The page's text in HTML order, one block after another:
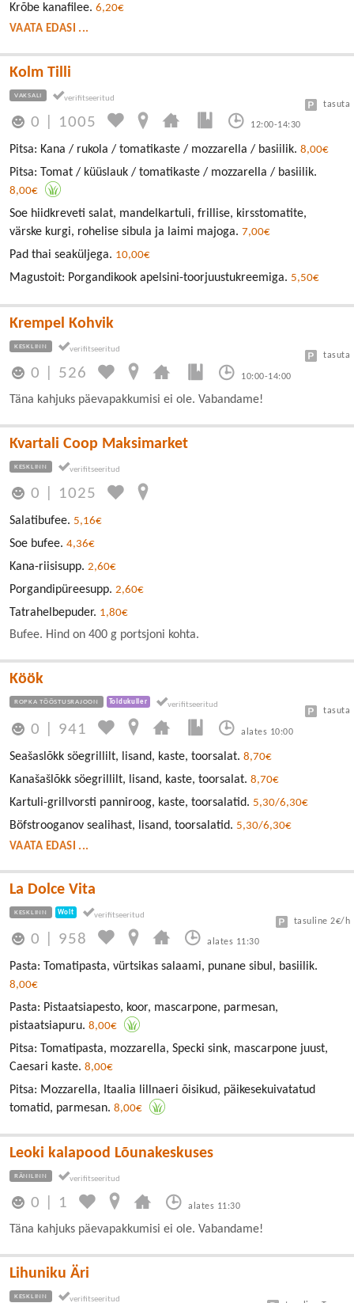
Krõbe kanafilee. 6,20€
VAATA EDASI ...
Kolm Tilli
VAKSALI
0 1005 12:00-14:30
tasuta
Pitsa: Kana / rukola / tomatikaste / mozzarella / basiilik. 8,00€
Pitsa: Tomat / küüslauk / tomatikaste / mozzarella / basiilik.
8,00€
Soe hiidkreveti salat, mandelkartuli, frillise, kirsstomatite,
värske kurgi, rohelise sibula ja laimi majoga. 7,00€
Pad thai seaküljega. 10,00€
Magustoit: Porgandikook apelsini-toorjuustukreemiga. 5,50€
Krempel Kohvik
KESKLINN
0 526 10:00-14:00
tasuta
Täna kahjuks päevapakkumisi ei ole. Vabandame!
Kvartali Coop Maksimarket
KESKLINN
0 1025
Salatibufee. 5,16€
Soe bufee. 4,36€
Kana-riisisupp. 2,60€
Porgandipüreesupp. 2,60€
Tatrahelbepuder. 1,80€
Bufee. Hind on 400 g portsjoni kohta.
Köök
ROPKA TÖÖSTUSRAJOON Toidukuller
0 941 alates 10:00
tasuta
Seašaslõkk söegrillilt, lisand, kaste, toorsalat. 8,70€
Kanašašlõkk söegrillilt, lisand, kaste, toorsalat. 8,70€
Kartuli-grillvorsti panniroog, kaste, toorsalatid. 5,30/6,30€
Böfstrooganov sealihast, lisand, toorsalatid. 5,30/6,30€
VAATA EDASI ...
La Dolce Vita
KESKLINN Wolt
0 958 alates 11:30
tasuline 2€/h
Pasta: Tomatipasta, vürtsikas salaami, punane sibul, basiilik.
8,00€
Pasta: Pistaatsiapesto, koor, mascarpone, parmesan,
pistaatsiapuru. 8,00€
Pitsa: Tomatipasta, mozzarella, Specki sink, mascarpone juust,
Caesari kaste. 8,00€
Pitsa: Mozzarella, Itaalia lillnaeri õisikud, päikesekuivatatud
tomatid, parmesan. 8,00€
Leoki kalapood Lõunakeskuses
RÄNILINN
0 1 alates 11:30
Täna kahjuks päevapakkumisi ei ole. Vabandame!
Lihuniku Äri
KESKLINN